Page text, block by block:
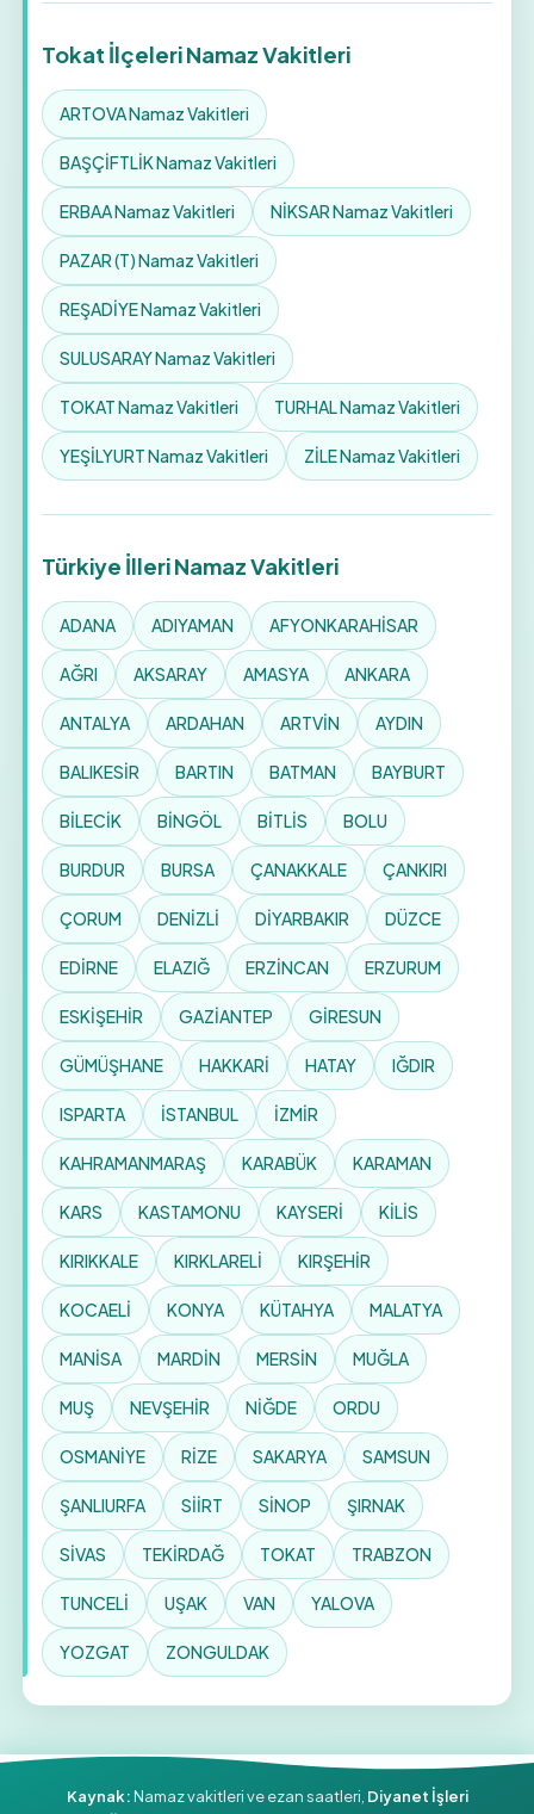
Tokat İlçeleri Namaz Vakitleri
ARTOVA Namaz Vakitleri
BAŞÇİFTLİK Namaz Vakitleri
ERBAA Namaz Vakitleri NİKSAR Namaz Vakitleri
PAZAR (T) Namaz Vakitleri
REŞADİYE Namaz Vakitleri
SULUSARAY Namaz Vakitleri
TOKAT Namaz Vakitleri TURHAL Namaz Vakitleri
YEŞİLYURT Namaz Vakitleri ZİLE Namaz Vakitleri
Türkiye İlleri Namaz Vakitleri
ADANA ADIYAMAN AFYONKARAHİSAR
AĞRI AKSARAY AMASYA ANKARA
ANTALYA ARDAHAN ARTVİN AYDIN
BALIKESİR BARTIN BATMAN BAYBURT
BİLECİK BİNGÖL BİTLİS BOLU
BURDUR BURSA ÇANAKKALE ÇANKIRI
ÇORUM DENİZLİ DİYARBAKIR DÜZCE
EDİRNE ELAZIĞ ERZİNCAN ERZURUM
ESKİŞEHİR GAZİANTEP GİRESUN
GÜMÜŞHANE HAKKARİ HATAY IĞDIR
ISPARTA İSTANBUL İZMİR
KAHRAMANMARAŞ KARABÜK KARAMAN
KARS KASTAMONU KAYSERİ KİLİS
KIRIKKALE KIRKLARELİ KIRŞEHİR
KOCAELİ KONYA KÜTAHYA MALATYA
MANİSA MARDİN MERSİN MUĞLA
MUŞ NEVŞEHİR NİĞDE ORDU
OSMANİYE RİZE SAKARYA SAMSUN
ŞANLIURFA SİİRT SİNOP ŞIRNAK
SİVAS TEKİRDAĞ TOKAT TRABZON
TUNCELİ UŞAK VAN YALOVA
YOZGAT ZONGULDAK
Kaynak:Namaz vakitleri ve ezan saatleri, Diyanet İşleri